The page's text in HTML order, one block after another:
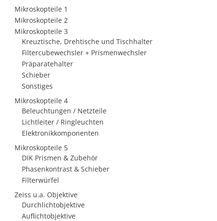
Mikroskopteile 1
Mikroskopteile 2
Mikroskopteile 3
Kreuztische, Drehtische und Tischhalter
Filtercubewechsler + Prismenwechsler
Präparatehalter
Schieber
Sonstiges
Mikroskopteile 4
Beleuchtungen / Netzteile
Lichtleiter / Ringleuchten
Elektronikkomponenten
Mikroskopteile 5
DIK Prismen & Zubehör
Phasenkontrast & Schieber
Filterwürfel
Zeiss u.a. Objektive
Durchlichtobjektive
Auflichtobjektive